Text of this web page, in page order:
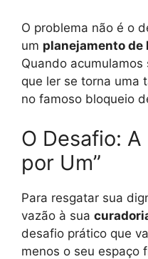
O problema não é o
um planejamento de
Quando
que ler se torna uma
no famoso bloqueio
O Desafio: A
por Um”
Para resgatar sua
vazão à sua
desafio prático que
menos o seu espaço